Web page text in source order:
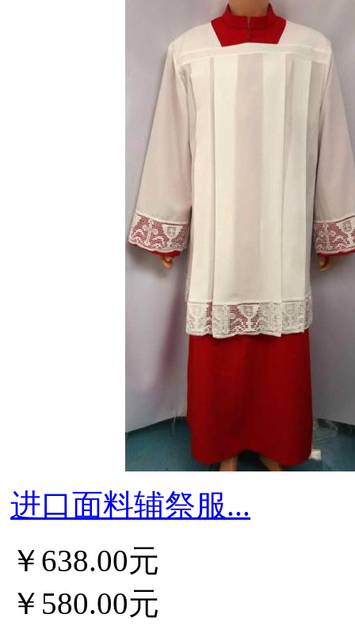
进口面料辅祭服...
￥638.00元
￥580.00元